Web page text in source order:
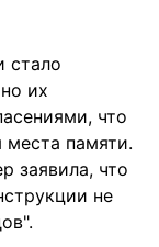
стало
их
что
места памяти.
заявила, что
не